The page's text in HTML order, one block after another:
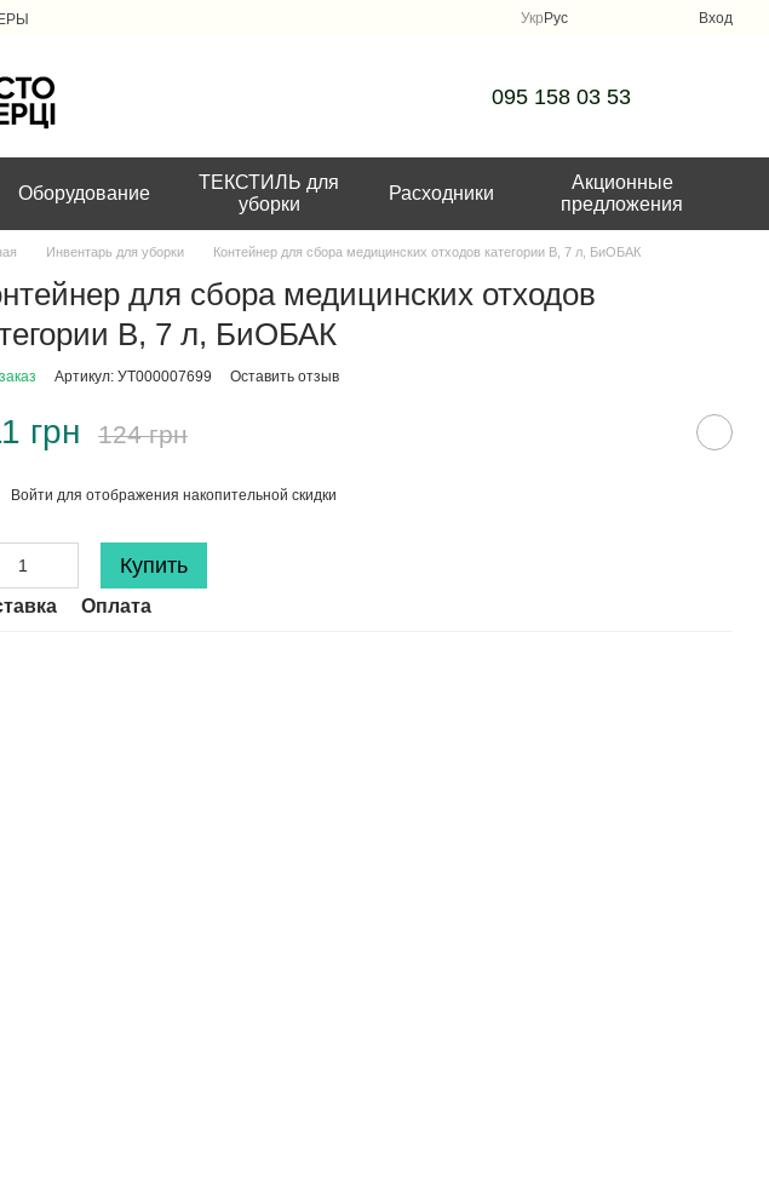
Укр Рус Вход
095 158 03 53
Оборудование
ТЕКСТИЛЬ для
уборки
Расходники
Акционные
предложения
Инвентарь для уборки Контейнер для сбора медицинских отходов категории В, 7 л, БиОБАК
для сбора медицинских отходов
В, 7 л, БиОБАК
Артикул: УТ000007699 Оставить отзыв
грн 124 грн
Войти для отображения накопительной скидки
Купить
Оплата